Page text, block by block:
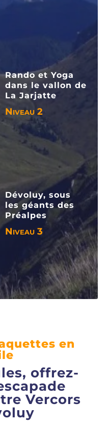
Rando et Yoga
dans le vallon de
La Jarjatte
Niveau 2
Voir le séjour
Dévoluy, sous
les géants des
Préalpes
Niveau 3
Voir le séjour
en
offrez-
Vercors